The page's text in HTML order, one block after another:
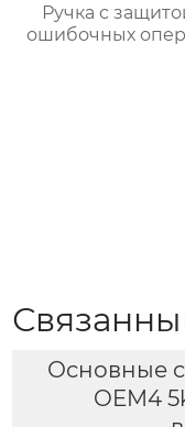
Ручка с
ошибочных
Основные
OEM4